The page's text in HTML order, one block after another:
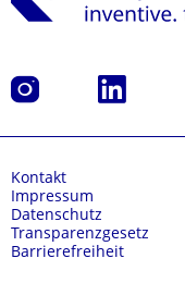
Instagram LinkedIn
Kontakt
Impressum
Datenschutz
Transparenzgesetz
Barrierefreiheit